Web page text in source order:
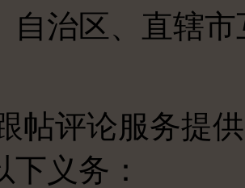
自治区、直辖
帖评论服务提
义务：